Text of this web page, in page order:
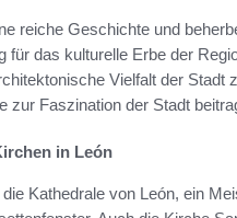
reiche Geschichte und
für das kulturelle Erbe der
Vielfalt der
zur Faszination der Stadt
in León
Kathedrale von León, ein